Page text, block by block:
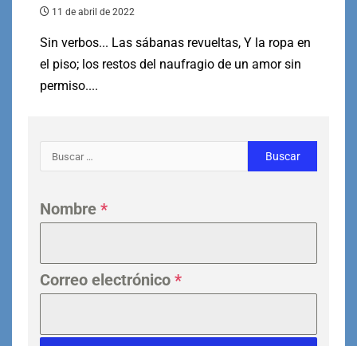
11 de abril de 2022
Sin verbos... Las sábanas revueltas, Y la ropa en
el piso; los restos del naufragio de un amor sin
permiso....
Nombre *
Correo electrónico *